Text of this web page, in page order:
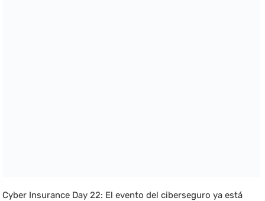
Cyber Insurance Day 22: El evento del ciberseguro ya está